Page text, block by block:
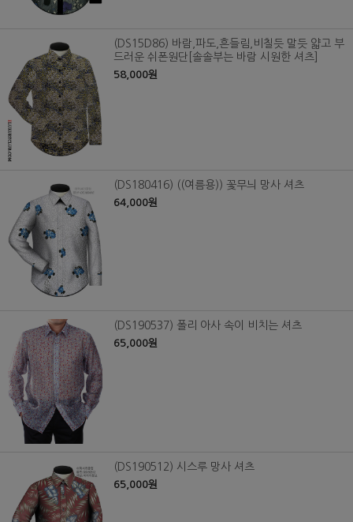
(DS15D86) 바람,파도,흔들림,비칠듯 말듯 얇고 부
드러운 쉬폰원단[솔솔부는 바람 시원한 셔츠]
58,000원
(DS180416) ((여름용)) 꽃무늬 망사 셔츠
64,000원
(DS190537) 폴리 아사 속이 비치는 셔츠
65,000원
(DS190512) 시스루 망사 셔츠
65,000원